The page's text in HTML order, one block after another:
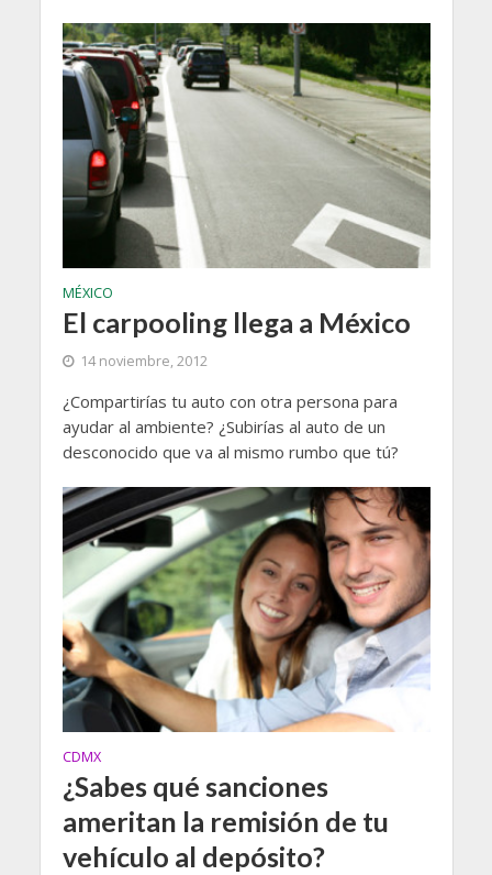
MÉXICO
El carpooling llega a México
14 noviembre, 2012
¿Compartirías tu auto con otra persona para
ayudar al ambiente? ¿Subirías al auto de un
desconocido que va al mismo rumbo que tú?
CDMX
¿Sabes qué sanciones
ameritan la remisión de tu
vehículo al depósito?